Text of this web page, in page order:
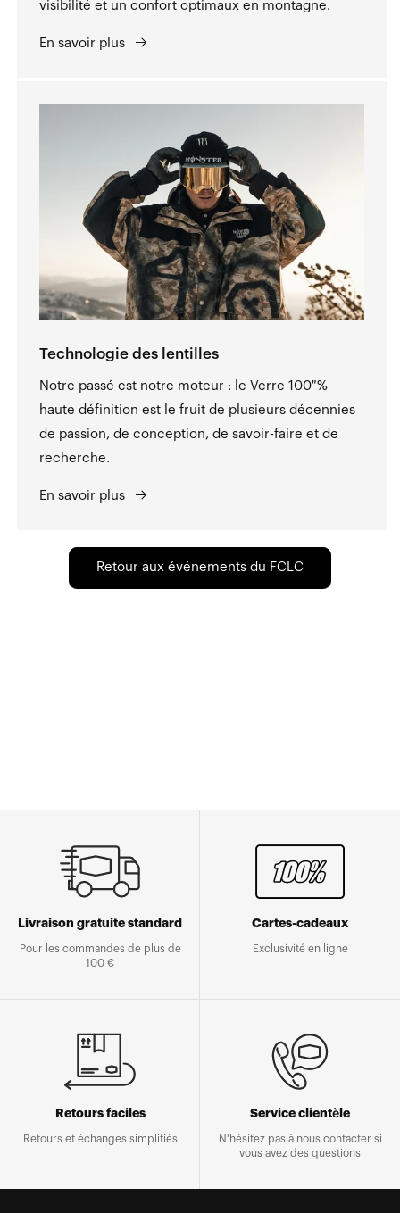
visibilité et un confort optimaux en montagne.
En savoir plus
Technologie des lentilles
Notre passé est notre moteur : le Verre 100 %
haute définition est le fruit de plusieurs décennies
de passion, de conception, de savoir-faire et de
recherche.
En savoir plus
Retour aux événements du FCLC
Livraison gratuite standard
Pour les commandes de plus de
100 €
Cartes-cadeaux
Exclusivité en ligne
Retours faciles
Retours et échanges simplifiés
Service clientèle
N'hésitez pas à nous contacter si
vous avez des questions